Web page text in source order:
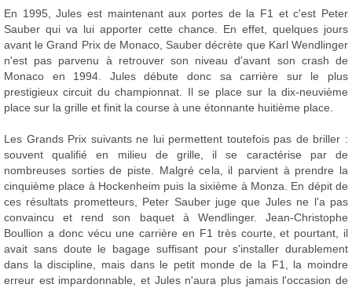
En 1995, Jules est maintenant aux portes de la F1 et c'est Peter
Sauber qui va lui apporter cette chance. En effet, quelques jours
avant le Grand Prix de Monaco, Sauber décrète que Karl Wendlinger
n'est pas parvenu à retrouver son niveau d'avant son crash de
Monaco en 1994. Jules débute donc sa carrière sur le plus
prestigieux circuit du championnat. Il se place sur la dix-neuvième
place sur la grille et finit la course à une étonnante huitième place.
Les Grands Prix suivants ne lui permettent toutefois pas de briller :
souvent qualifié en milieu de grille, il se caractérise par de
nombreuses sorties de piste. Malgré cela, il parvient à prendre la
cinquième place à Hockenheim puis la sixième à Monza. En dépit de
ces résultats prometteurs, Peter Sauber juge que Jules ne l'a pas
convaincu et rend son baquet à Wendlinger. Jean-Christophe
Boullion a donc vécu une carrière en F1 très courte, et pourtant, il
avait sans doute le bagage suffisant pour s'installer durablement
dans la discipline, mais dans le petit monde de la F1, la moindre
erreur est impardonnable, et Jules n'aura plus jamais l'occasion de